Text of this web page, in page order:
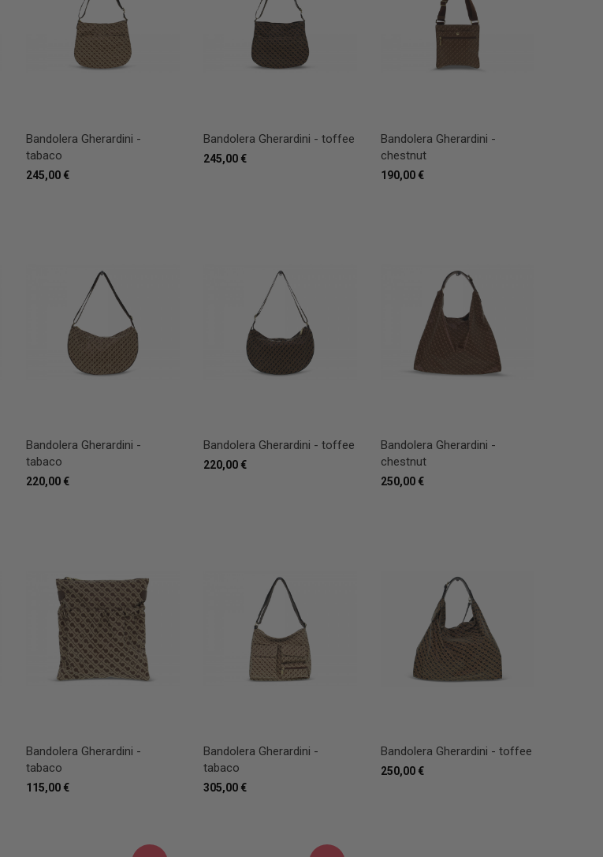
Bandolera Gherardini -
tabaco
245,00 €
Bandolera Gherardini - toffee
245,00 €
Bandolera Gherardini -
chestnut
190,00 €
Bandolera Gherardini -
tabaco
220,00 €
Bandolera Gherardini - toffee
220,00 €
Bandolera Gherardini -
chestnut
250,00 €
Bandolera Gherardini -
tabaco
115,00 €
Bandolera Gherardini -
tabaco
305,00 €
Bandolera Gherardini - toffee
250,00 €